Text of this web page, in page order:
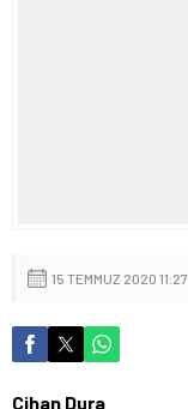
15 TEMMUZ 2020 11:27
Cihan Dura